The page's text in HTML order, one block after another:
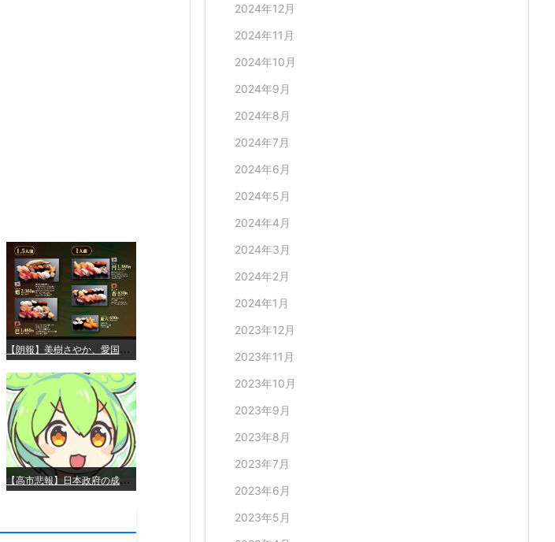
【
朗報】美樹さやか、愛国に目覚める
【
高市悲報】日本政府の成長戦略に「暗号資産」が消えるいったいなぜ…？
2024年12月
2024年11月
2024年10月
2024年9月
2024年8月
2024年7月
2024年6月
2024年5月
2024年4月
2024年3月
2024年2月
2024年1月
2023年12月
2023年11月
2023年10月
2023年9月
2023年8月
2023年7月
2023年6月
2023年5月